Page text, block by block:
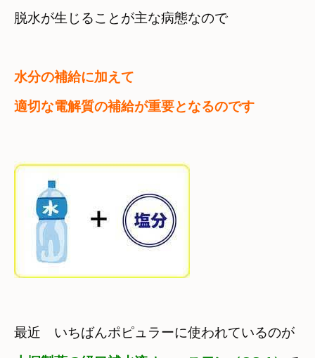
水分の補給に加えて
適切な電解質の補給が重要となるのです
最近　いちばんポピュラーに使われているのが